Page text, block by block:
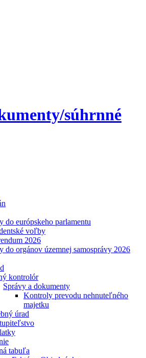
súhrnné
do európskeho parlamentu
voľby
2026
do orgánov územnej samosprávy 2026
kontrolór
Správy a dokumenty
Kontroly prevodu nehnuteľného
majetku
úrad
tabuľa